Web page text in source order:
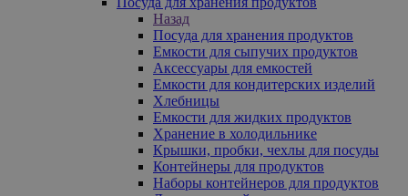
Назад
Посуда для хранения продуктов
Емкости для сыпучих продуктов
Аксессуары для емкостей
Емкости для кондитерских изделий
Хлебницы
Емкости для жидких продуктов
Хранение в холодильнике
Крышки, пробки, чехлы для посуды
Контейнеры для продуктов
Наборы контейнеров для продуктов